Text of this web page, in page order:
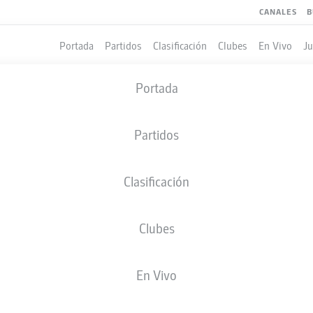
CANALES
Portada Partidos Clasificación Clubes En Vivo
Portada
Partidos
Clasificación
Clubes
En Vivo